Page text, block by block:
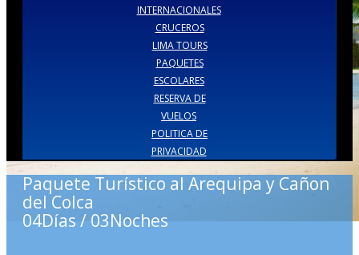
INTERNACIONALES
CRUCEROS
LIMA TOURS
PAQUETES
ESCOLARES
RESERVA DE
VUELOS
POLITICA DE
PRIVACIDAD
Paquete Turístico al Arequipa y Cañon
del Colca
04Días / 03Noches